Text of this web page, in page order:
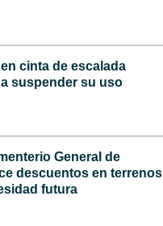
cinta de escalada
suspender su uso
General de
descuentos en terrenos
futura